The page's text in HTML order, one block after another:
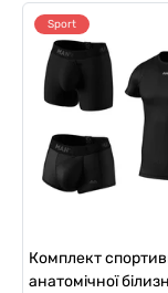
Sport
Комплект
анатомічної